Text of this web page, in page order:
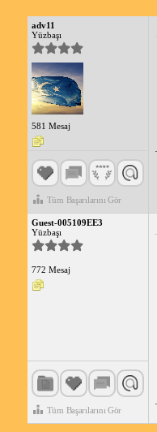
adv11
Yüzbaşı
581 Mesaj
Tüm Başarılarını Gör
Guest-005109EE3
Yüzbaşı
772 Mesaj
Tüm Başarılarını Gör